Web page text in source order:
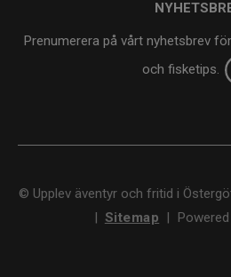
Prenumerera på vårt nyhetsbrev
och fisketips.
© Upplev äventyr och fritid i
| Sitemap |